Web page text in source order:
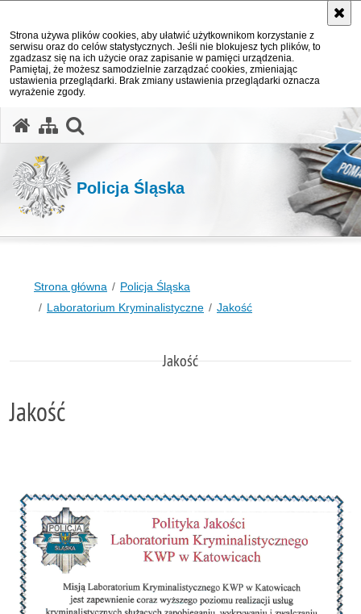
Strona używa plików cookies, aby ułatwić użytkownikom korzystanie z
serwisu oraz do celów statystycznych. Jeśli nie blokujesz tych plików, to
zgadzasz się na ich użycie oraz zapisanie w pamięci urządzenia.
Pamiętaj, że możesz samodzielnie zarządzać cookies, zmieniając
ustawienia przeglądarki. Brak zmiany ustawienia przeglądarki oznacza
wyrażenie zgody.
Policja Śląska
Strona główna
Policja Śląska
Laboratorium Kryminalistyczne
Jakość
Jakość
Jakość